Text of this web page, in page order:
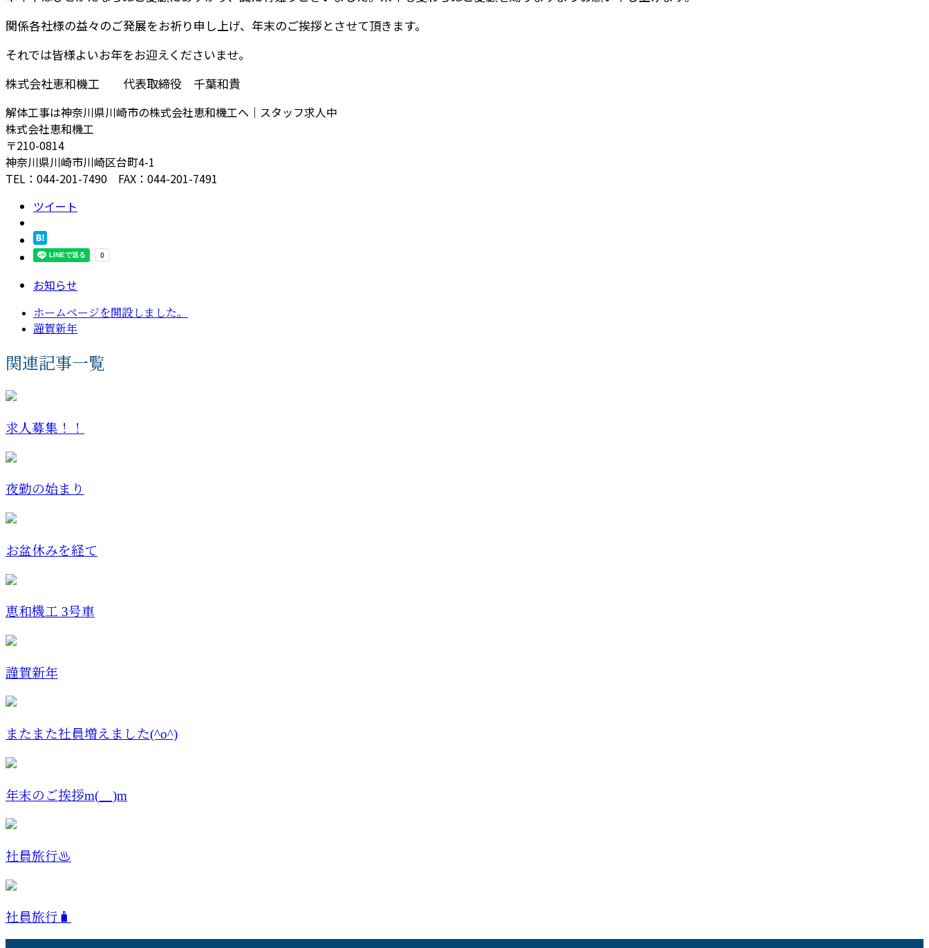
関係各社様の益々のご発展をお祈り申し上げ、年末のご挨拶とさせて頂きます。
それでは皆様よいお年をお迎えくださいませ。
株式会社恵和機工 代表取締役 千葉和貴
解体工事は神奈川県川崎市の株式会社恵和機工へ｜スタッフ求人中
株式会社恵和機工
〒210-0814
神奈川県川崎市川崎区台町4-1
TEL：044-201-7490 FAX：044-201-7491
ツイート
お知らせ
ホームページを開設しました。
謹賀新年
関連記事一覧
求人募集！！
夜勤の始まり
お盆休みを経て
恵和機工 3号車
謹賀新年
またまた社員増えました(^o^)
年末のご挨拶m(__)m
社員旅行♨️
社員旅行🧳